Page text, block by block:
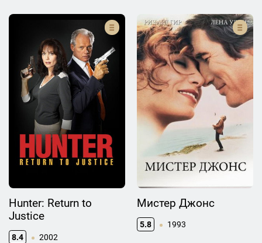
Hunter: Return to
Justice
8.4 2002
Мистер Джонс
5.8 1993